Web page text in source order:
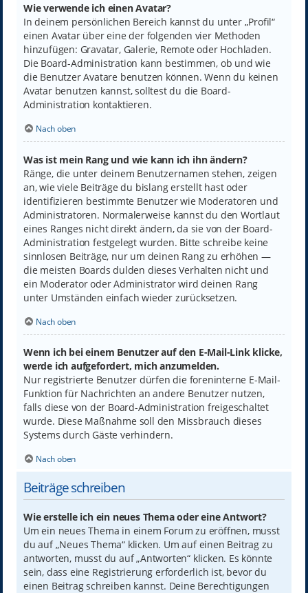
Wie verwende ich einen Avatar?
In deinem persönlichen Bereich kannst du unter „Profil“
einen Avatar über eine der folgenden vier Methoden
hinzufügen: Gravatar, Galerie, Remote oder Hochladen.
Die Board-Administration kann bestimmen, ob und wie
die Benutzer Avatare benutzen können. Wenn du keinen
Avatar benutzen kannst, solltest du die Board-
Administration kontaktieren.
Nach oben
Was ist mein Rang und wie kann ich ihn ändern?
Ränge, die unter deinem Benutzernamen stehen, zeigen
an, wie viele Beiträge du bislang erstellt hast oder
identifizieren bestimmte Benutzer wie Moderatoren und
Administratoren. Normalerweise kannst du den Wortlaut
eines Ranges nicht direkt ändern, da sie von der Board-
Administration festgelegt wurden. Bitte schreibe keine
sinnlosen Beiträge, nur um deinen Rang zu erhöhen —
die meisten Boards dulden dieses Verhalten nicht und
ein Moderator oder Administrator wird deinen Rang
unter Umständen einfach wieder zurücksetzen.
Nach oben
Wenn ich bei einem Benutzer auf den E-Mail-Link klicke,
werde ich aufgefordert, mich anzumelden.
Nur registrierte Benutzer dürfen die foreninterne E-Mail-
Funktion für Nachrichten an andere Benutzer nutzen,
falls diese von der Board-Administration freigeschaltet
wurde. Diese Maßnahme soll den Missbrauch dieses
Systems durch Gäste verhindern.
Nach oben
Beiträge schreiben
Wie erstelle ich ein neues Thema oder eine Antwort?
Um ein neues Thema in einem Forum zu eröffnen, musst
du auf „Neues Thema“ klicken. Um auf einen Beitrag zu
antworten, musst du auf „Antworten“ klicken. Es könnte
sein, dass eine Registrierung erforderlich ist, bevor du
einen Beitrag schreiben kannst. Deine Berechtigungen